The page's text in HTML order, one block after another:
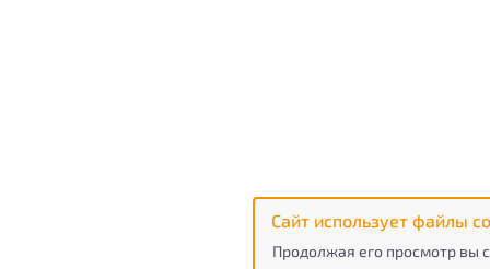
Сайт использует файлы
Продолжая его просмотр вы